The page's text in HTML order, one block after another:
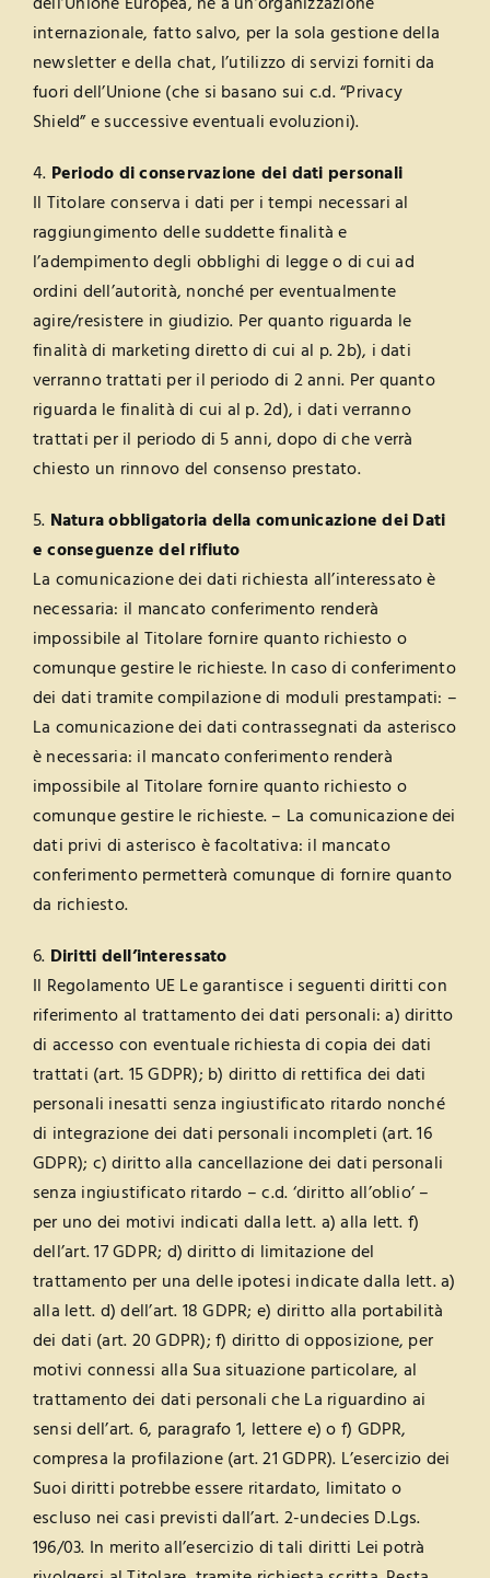
internazionale, fatto salvo, per la sola gestione della
newsletter e della chat, l’utilizzo di servizi forniti da
fuori dell’Unione (che si basano sui c.d. “Privacy
Shield” e successive eventuali evoluzioni).
4. Periodo di conservazione dei dati personali
Il Titolare conserva i dati per i tempi necessari al
raggiungimento delle suddette finalità e
l’adempimento degli obblighi di legge o di cui ad
ordini dell’autorità, nonché per eventualmente
agire/resistere in giudizio. Per quanto riguarda le
finalità di marketing diretto di cui al p. 2b), i dati
verranno trattati per il periodo di 2 anni. Per quanto
riguarda le finalità di cui al p. 2d), i dati verranno
trattati per il periodo di 5 anni, dopo di che verrà
chiesto un rinnovo del consenso prestato.
5. Natura obbligatoria della comunicazione dei Dati
e conseguenze del rifiuto
La comunicazione dei dati richiesta all’interessato è
necessaria: il mancato conferimento renderà
impossibile al Titolare fornire quanto richiesto o
comunque gestire le richieste. In caso di conferimento
dei dati tramite compilazione di moduli prestampati: –
La comunicazione dei dati contrassegnati da asterisco
è necessaria: il mancato conferimento renderà
impossibile al Titolare fornire quanto richiesto o
comunque gestire le richieste. – La comunicazione dei
dati privi di asterisco è facoltativa: il mancato
conferimento permetterà comunque di fornire quanto
da richiesto.
6. Diritti dell’interessato
Il Regolamento UE Le garantisce i seguenti diritti con
riferimento al trattamento dei dati personali: a) diritto
di accesso con eventuale richiesta di copia dei dati
trattati (art. 15 GDPR); b) diritto di rettifica dei dati
personali inesatti senza ingiustificato ritardo nonché
di integrazione dei dati personali incompleti (art. 16
GDPR); c) diritto alla cancellazione dei dati personali
senza ingiustificato ritardo – c.d. ‘diritto all’oblio’ –
per uno dei motivi indicati dalla lett. a) alla lett. f)
dell’art. 17 GDPR; d) diritto di limitazione del
trattamento per una delle ipotesi indicate dalla lett. a)
alla lett. d) dell’art. 18 GDPR; e) diritto alla portabilità
dei dati (art. 20 GDPR); f) diritto di opposizione, per
motivi connessi alla Sua situazione particolare, al
trattamento dei dati personali che La riguardino ai
sensi dell’art. 6, paragrafo 1, lettere e) o f) GDPR,
compresa la profilazione (art. 21 GDPR). L’esercizio dei
Suoi diritti potrebbe essere ritardato, limitato o
escluso nei casi previsti dall’art. 2-undecies D.Lgs.
196/03. In merito all’esercizio di tali diritti Lei potrà